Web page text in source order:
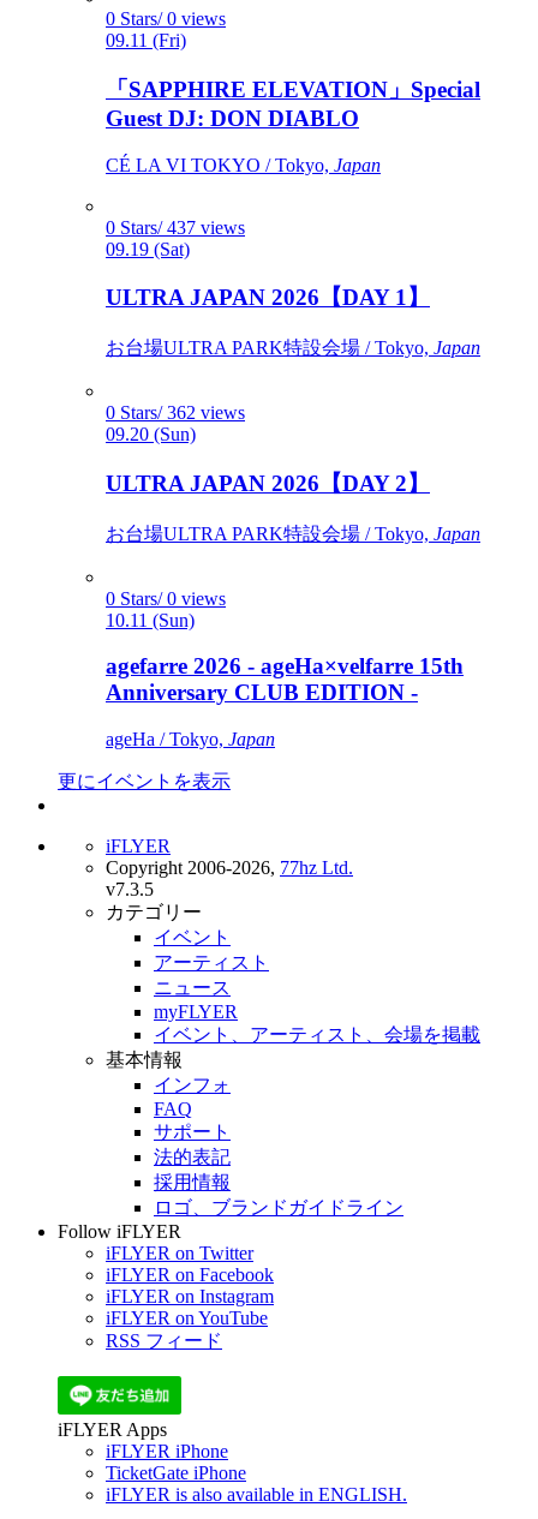
0 Stars/ 0 views
09.11 (Fri)
「SAPPHIRE ELEVATION」Special
Guest DJ: DON DIABLO
CÉ LA VI TOKYO / Tokyo, Japan
0 Stars/ 437 views
09.19 (Sat)
ULTRA JAPAN 2026【DAY 1】
お台場ULTRA PARK特設会場 / Tokyo, Japan
0 Stars/ 362 views
09.20 (Sun)
ULTRA JAPAN 2026【DAY 2】
お台場ULTRA PARK特設会場 / Tokyo, Japan
0 Stars/ 0 views
10.11 (Sun)
agefarre 2026 - ageHa×velfarre 15th
Anniversary CLUB EDITION -
ageHa / Tokyo, Japan
更にイベントを表示
iFLYER
Copyright 2006-2026, 77hz Ltd.
v7.3.5
カテゴリー
イベント
アーティスト
ニュース
myFLYER
イベント、アーティスト、会場を掲載
基本情報
インフォ
FAQ
サポート
法的表記
採用情報
ロゴ、ブランドガイドライン
Follow iFLYER
iFLYER on Twitter
iFLYER on Facebook
iFLYER on Instagram
iFLYER on YouTube
RSS フィード
iFLYER Apps
iFLYER iPhone
TicketGate iPhone
iFLYER is also available in ENGLISH.